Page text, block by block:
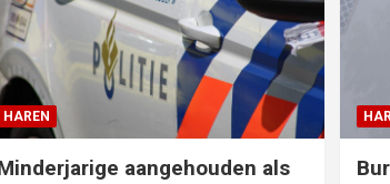
HAREN
aangehouden als